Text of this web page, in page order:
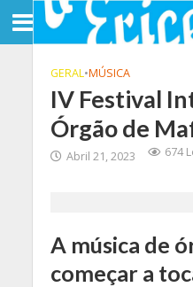
GERAL•MÚSICA
IV Festival
Órgão de
Abril 21, 2023 674
A música de
começar a